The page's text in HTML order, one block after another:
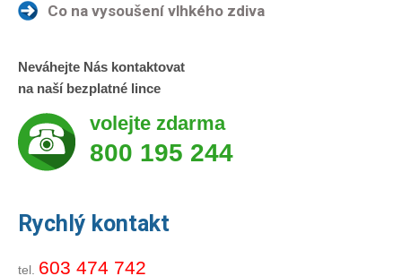
Co na vysoušení vlhkého zdiva
Neváhejte Nás kontaktovat
na naší bezplatné lince
volejte zdarma
800 195 244
Rychlý kontakt
tel. 603 474 742